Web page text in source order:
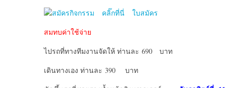
สมัครกิจกรรม คลิ๊กที่นี่ ใบสมัคร
สมทบค่าใช้จ่าย
ไปรถที่ทางทีมงานจัดให้ ท่านละ 690 บาท
เดินทางเอง ท่านละ 390 บาท